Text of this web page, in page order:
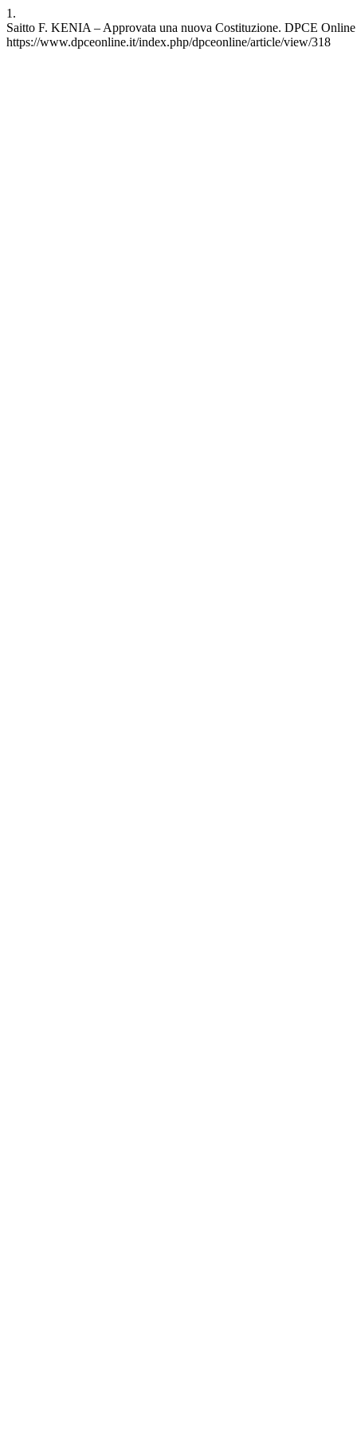
1.
Saitto F. KENIA ‒ Approvata una nuova Costituzione. DPCE
https://www.dpceonline.it/index.php/dpceonline/article/view/318